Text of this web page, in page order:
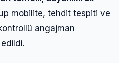
mobilite, tehdit tespiti ve
angajman